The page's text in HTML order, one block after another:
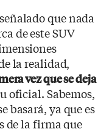
que nada
de este SUV
la realidad,
vez que se deja
oficial. Sabemos,
basará, ya que es
de la firma que